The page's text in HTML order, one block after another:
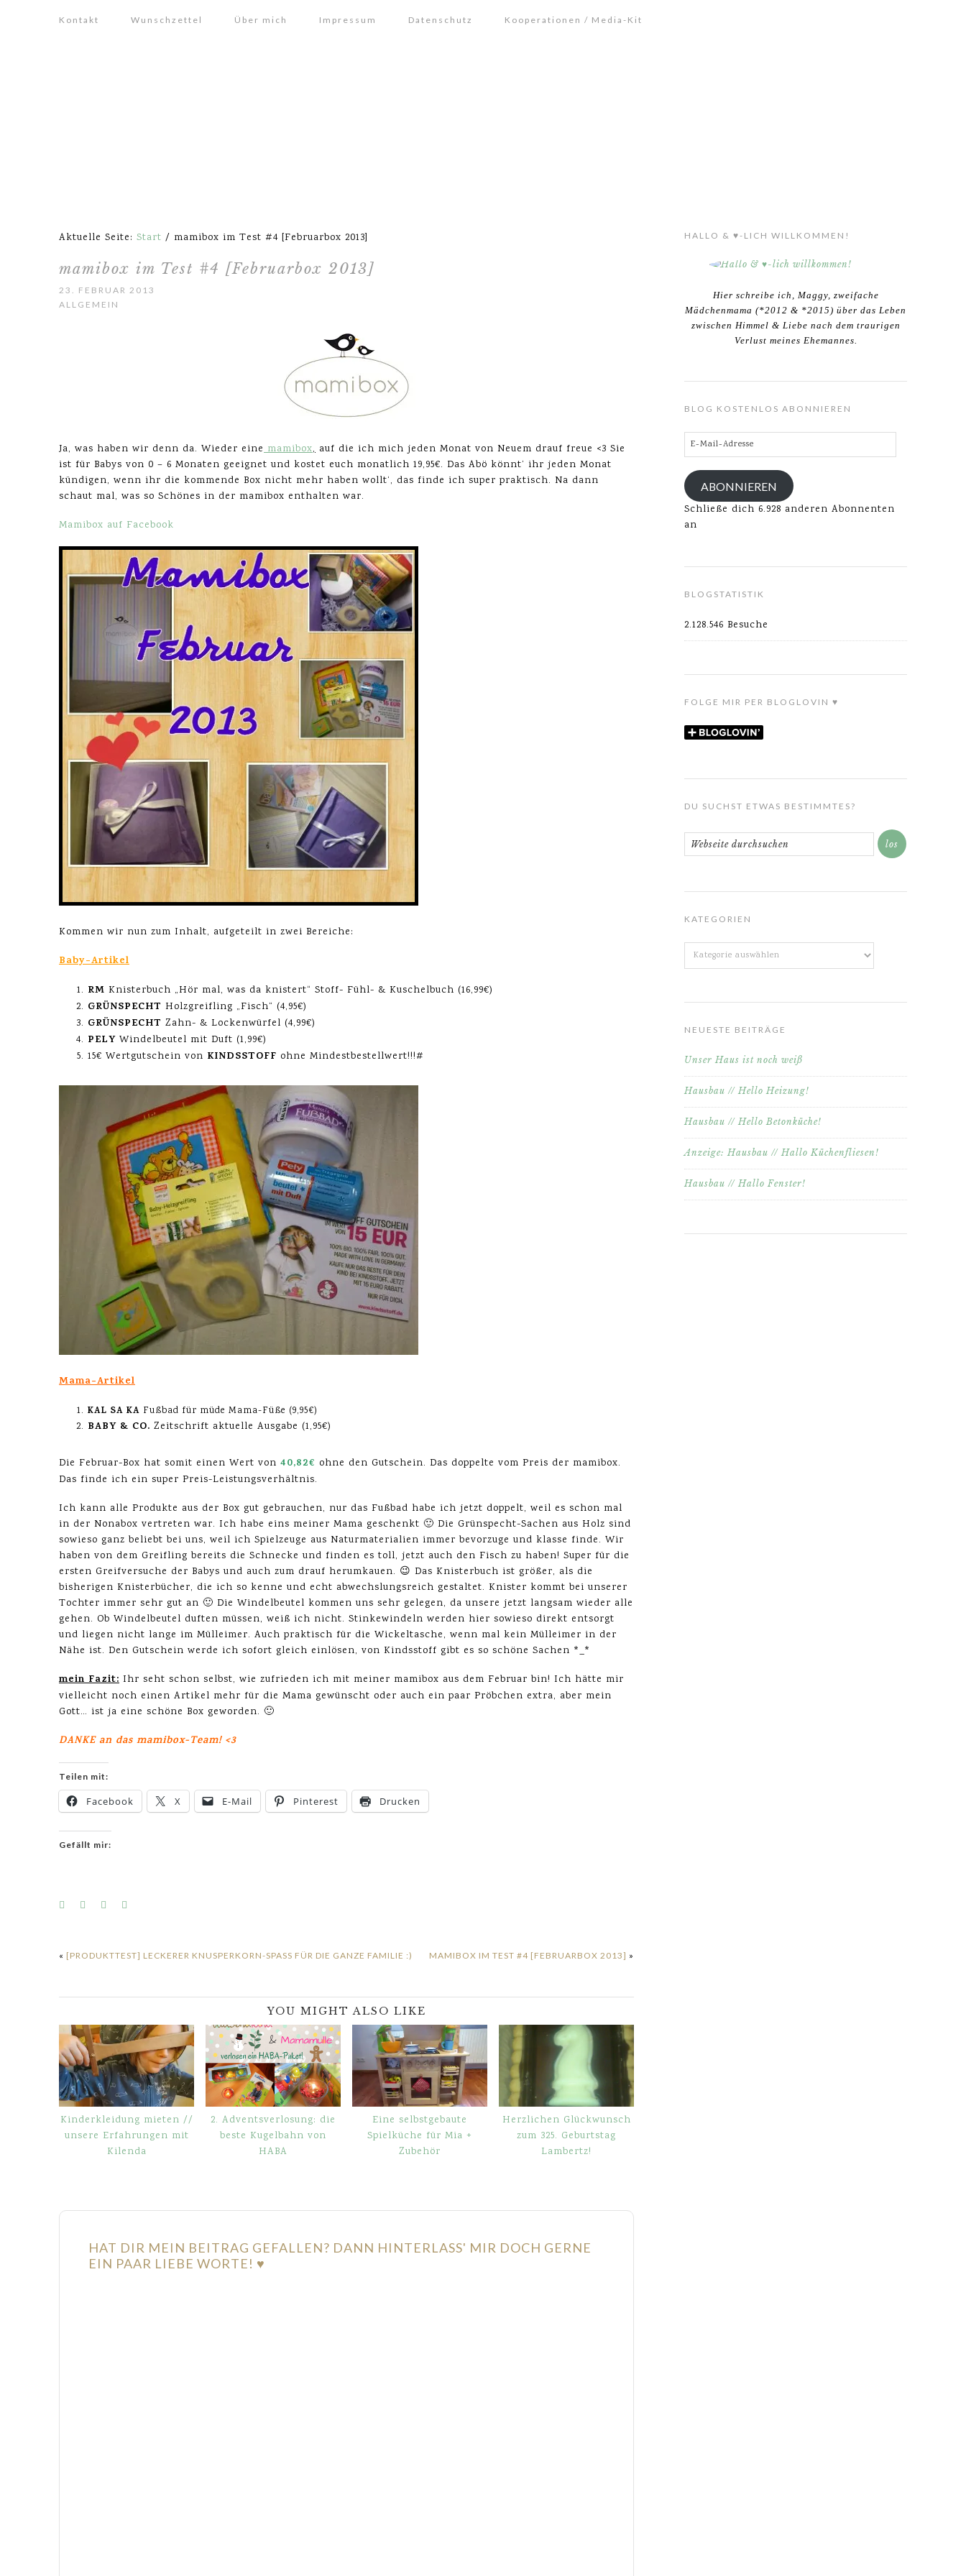
Kontakt Wunschzettel Über mich Impressum Datenschutz Kooperationen / Media-Kit
Aktuelle Seite: Start / mamibox im Test #4 [Februarbox 2013]
mamibox im Test #4 [Februarbox 2013]
23. FEBRUAR 2013
ALLGEMEIN
Ja, was haben wir denn da. Wieder einemamibox, auf die ich mich jeden Monat von Neuem drauf freue <3 Sie
ist für Babys von 0 – 6 Monaten geeignet und kostet euch monatlich 19,95€. Das Abö könnt‘ ihr jeden Monat
kündigen, wenn ihr die kommende Box nicht mehr haben wollt‘, das finde ich super praktisch. Na dann
schaut mal, was so Schönes in der mamibox enthalten war.
Mamibox auf Facebook
Kommen wir nun zum Inhalt, aufgeteilt in zwei Bereiche:
Baby-Artikel
RM Knisterbuch „Hör mal, was da knistert“ Stoff- Fühl- & Kuschelbuch (16,99€)
GRÜNSPECHT Holzgreifling „Fisch“ (4,95€)
GRÜNSPECHT Zahn- & Lockenwürfel (4,99€)
PELY Windelbeutel mit Duft (1,99€)
15€ Wertgutschein von KINDSSTOFF ohne Mindestbestellwert!!!#
Mama-Artikel
KAL SA KA Fußbad für müde Mama-Füße (9,95€)
BABY & CO. Zeitschrift aktuelle Ausgabe (1,95€)
Die Februar-Box hat somit einen Wert von 40,82€ ohne den Gutschein. Das doppelte vom Preis der mamibox.
Das finde ich ein super Preis-Leistungsverhältnis.
Ich kann alle Produkte aus der Box gut gebrauchen, nur das Fußbad habe ich jetzt doppelt, weil es schon mal
in der Nonabox vertreten war. Ich habe eins meiner Mama geschenkt 🙂 Die Grünspecht-Sachen aus Holz sind
sowieso ganz beliebt bei uns, weil ich Spielzeuge aus Naturmaterialien immer bevorzuge und klasse finde. Wir
haben von dem Greifling bereits die Schnecke und finden es toll, jetzt auch den Fisch zu haben! Super für die
ersten Greifversuche der Babys und auch zum drauf herumkauen. 😉 Das Knisterbuch ist größer, als die
bisherigen Knisterbücher, die ich so kenne und echt abwechslungsreich gestaltet. Knister kommt bei unserer
Tochter immer sehr gut an 🙂 Die Windelbeutel kommen uns sehr gelegen, da unsere jetzt langsam wieder alle
gehen. Ob Windelbeutel duften müssen, weiß ich nicht. Stinkewindeln werden hier sowieso direkt entsorgt
und liegen nicht lange im Mülleimer. Auch praktisch für die Wickeltasche, wenn mal kein Mülleimer in der
Nähe ist. Den Gutschein werde ich sofort gleich einlösen, von Kindsstoff gibt es so schöne Sachen *_*
mein Fazit: Ihr seht schon selbst, wie zufrieden ich mit meiner mamibox aus dem Februar bin! Ich hätte mir
vielleicht noch einen Artikel mehr für die Mama gewünscht oder auch ein paar Pröbchen extra, aber mein
Gott… ist ja eine schöne Box geworden. 🙂
DANKE an das mamibox-Team! <3
Teilen mit:
Facebook X E-Mail Pinterest Drucken
Gefällt mir:
« [PRODUKTTEST] LECKERER KNUSPERKORN-SPASS FÜR DIE GANZE FAMILIE :) MAMIBOX IM TEST #4 [FEBRUARBOX 2013] »
YOU MIGHT ALSO LIKE
Kinderkleidung mieten //
unsere Erfahrungen mit
Kilenda
2. Adventsverlosung: die
beste Kugelbahn von
HABA
Eine selbstgebaute
Spielküche für Mia +
Zubehör
Herzlichen Glückwunsch
zum 325. Geburtstag
Lambertz!
HAT DIR MEIN BEITRAG GEFALLEN? DANN HINTERLASS' MIR DOCH GERNE
EIN PAAR LIEBE WORTE! ♥
HALLO & ♥-LICH WILLKOMMEN!
Hier schreibe ich, Maggy, zweifache
Mädchenmama (*2012 & *2015) über das Leben
zwischen Himmel & Liebe nach dem traurigen
Verlust meines Ehemannes.
BLOG KOSTENLOS ABONNIEREN
E-
Mail-
Adresse
ABONNIEREN
Schließe dich 6.928 anderen Abonnenten
an
BLOGSTATISTIK
2.128.546 Besuche
FOLGE MIR PER BLOGLOVIN ♥
DU SUCHST ETWAS BESTIMMTES?
KATEGORIEN
Kategorien
NEUESTE BEITRÄGE
Unser Haus ist noch weiß
Hausbau // Hello Heizung!
Hausbau // Hello Betonküche!
Anzeige: Hausbau // Hallo Küchenfliesen!
Hausbau // Hallo Fenster!